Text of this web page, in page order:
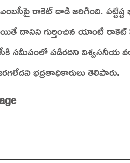
రాకెట్‌ దాడి జరిగింది. పట్టిష్ట
దానిని గుర్తించిన యాంటీ రాకెట్‌
సమీపంలో పడిరదని విశ్వసనీయ
భద్రతాధికారులు తెలిపారు.